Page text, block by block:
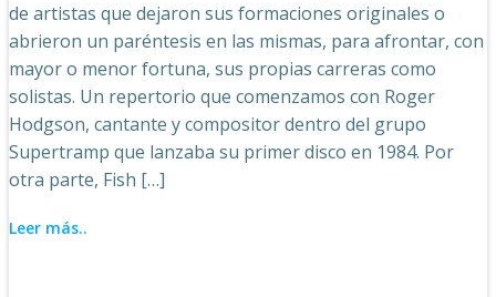
de artistas que dejaron sus formaciones originales o
abrieron un paréntesis en las mismas, para afrontar, con
mayor o menor fortuna, sus propias carreras como
solistas. Un repertorio que comenzamos con Roger
Hodgson, cantante y compositor dentro del grupo
Supertramp que lanzaba su primer disco en 1984. Por
otra parte, Fish […]
Leer más..